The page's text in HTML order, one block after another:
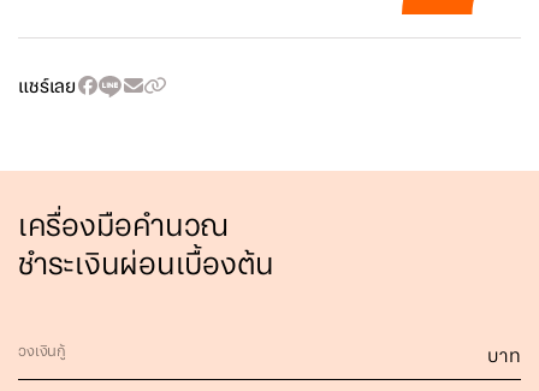
แชร์เลย
เครื่องมือคำนวณ
ชำระเงินผ่อนเบื้องต้น
วงเงินกู้ บาท